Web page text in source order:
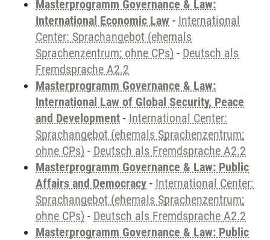
Masterprogramm Governance & Law:
International Economic Law - International
Center: Sprachangebot (ehemals
Sprachenzentrum; ohne CPs) - Deutsch als
Fremdsprache A2.2
Masterprogramm Governance & Law:
International Law of Global Security, Peace
and Development - International Center:
Sprachangebot (ehemals Sprachenzentrum;
ohne CPs) - Deutsch als Fremdsprache A2.2
Masterprogramm Governance & Law: Public
Affairs and Democracy - International Center:
Sprachangebot (ehemals Sprachenzentrum;
ohne CPs) - Deutsch als Fremdsprache A2.2
Masterprogramm Governance & Law: Public